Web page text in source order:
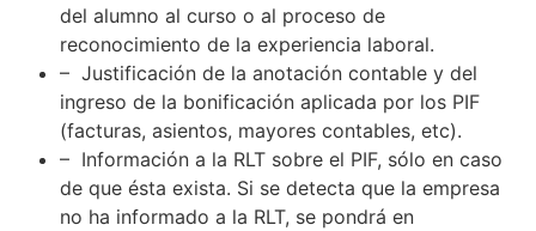
del alumno al curso o al proceso de
reconocimiento de la experiencia laboral.
– Justificación de la anotación contable y del
ingreso de la bonificación aplicada por los PIF
(facturas, asientos, mayores contables, etc).
– Información a la RLT sobre el PIF, sólo en caso
de que ésta exista. Si se detecta que la empresa
no ha informado a la RLT, se pondrá en